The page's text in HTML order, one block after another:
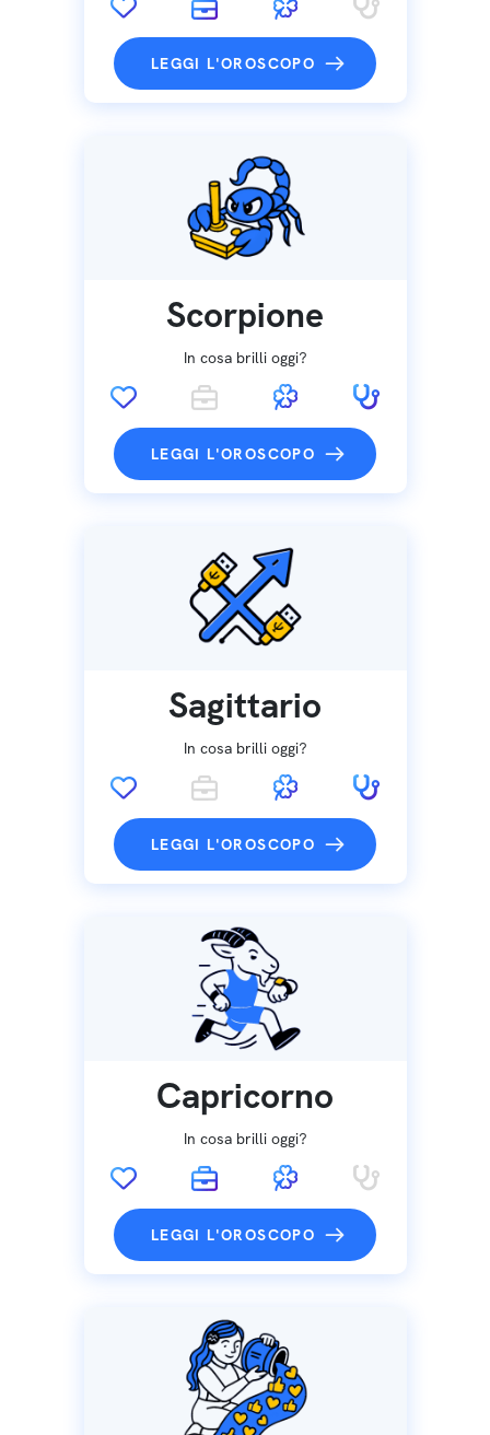
LEGGI L'OROSCOPO
Scorpione
In cosa brilli oggi?
LEGGI L'OROSCOPO
Sagittario
In cosa brilli oggi?
LEGGI L'OROSCOPO
Capricorno
In cosa brilli oggi?
LEGGI L'OROSCOPO